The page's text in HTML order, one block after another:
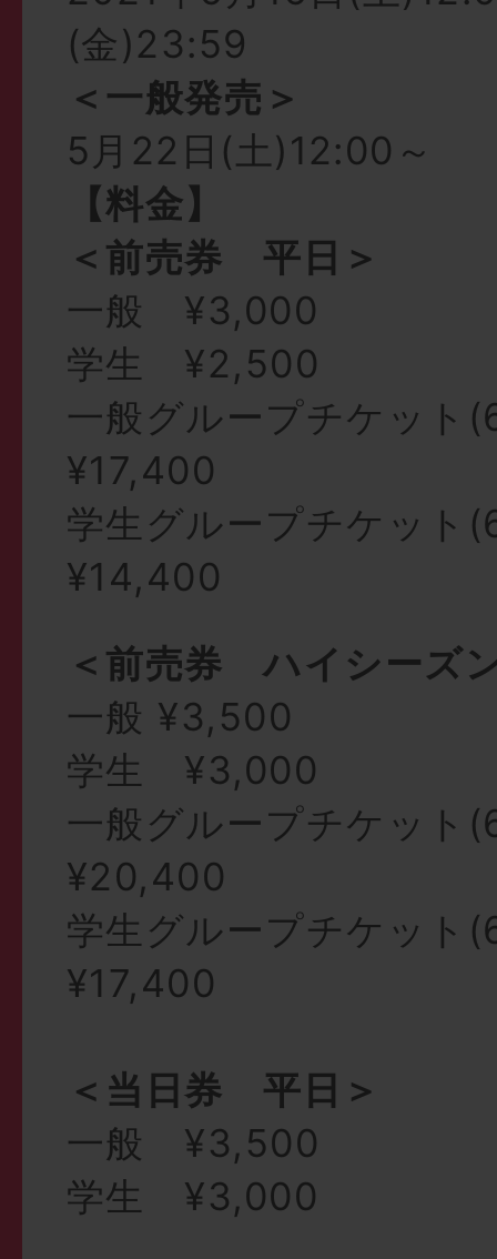
(金)23:59
＜一般発売＞
5月22日(土)12:00～
【料金】
＜前売券 平日＞
一般 ¥3,000
学生 ¥2,500
一般グループチケッ
¥17,400
学生グループチケッ
¥14,400
＜前売券 ハイシーズ
一般 ¥3,500
学生 ¥3,000
一般グループチケット
¥20,400
学生グループチケッ
¥17,400
＜当日券 平日＞
一般 ¥3,500
学生 ¥3,000